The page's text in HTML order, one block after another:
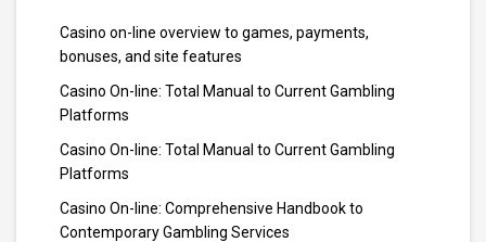
Casino on-line overview to games, payments,
bonuses, and site features
Casino On-line: Total Manual to Current Gambling
Platforms
Casino On-line: Total Manual to Current Gambling
Platforms
Casino On-line: Comprehensive Handbook to
Contemporary Gambling Services